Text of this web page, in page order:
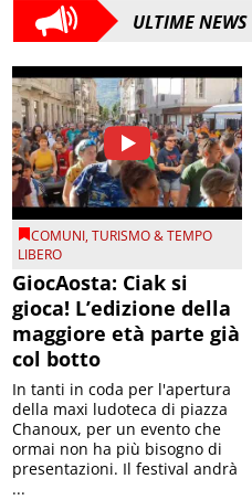
ULTIME NEWS
COMUNI,TURISMO & TEMPO
LIBERO
GiocAosta: Ciak si
gioca! L’edizione della
maggiore età parte già
col botto
In tanti in coda per l'apertura
della maxi ludoteca di piazza
Chanoux, per un evento che
ormai non ha più bisogno di
presentazioni. Il festival andrà
...